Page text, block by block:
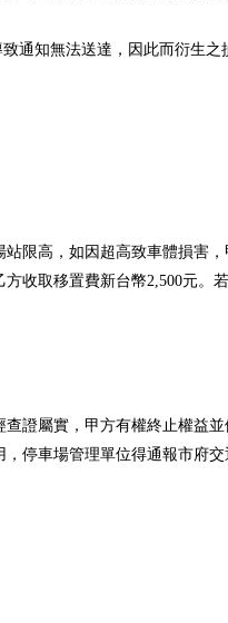
通知無法送達，因此而衍生
限高，如因超高致車體損害，
收取移置費新台幣2,500元。
證屬實，甲方有權終止權益並
停車場管理單位得通報市府交